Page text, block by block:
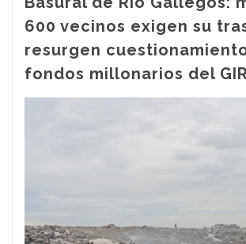
600 vecinos exigen su
resurgen
fondos millonarios del